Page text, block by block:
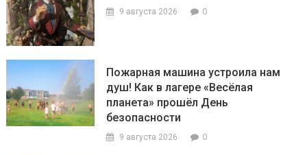
9 августа 2026 0
Пожарная машина устроила нам
душ! Как в лагере «Весёлая
планета» прошёл День
безопасности
9 августа 2026 0